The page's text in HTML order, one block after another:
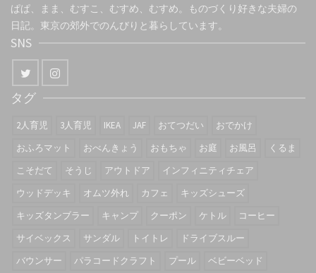
ぱぱ、まま、むすこ、むすめ、むすめ。ものづくり好きな夫婦の
日記。東京の郊外でのんびりと暮らしています。
SNS
タグ
2人育児 3人育児 IKEA JAF おてつだい
おでかけ
おふろマット
おべんきょう おもちゃ お庭 お風呂
くるま
こそだて
そうじ アウトドア
インフィニティチェア
ウッドデッキ
オムツ外れ カフェ
キッズシューズ
キッズタンブラー
キャンプ クーポン ケトル
コーヒー
サイベックス
サンダル トイトレ
ドライブスルー
バウンサー
パラコードクラフト プール ベビーベッド